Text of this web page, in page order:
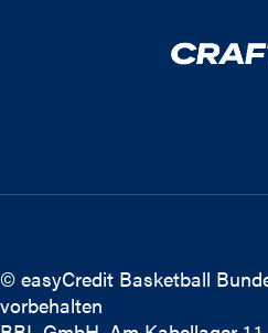
© easyCredit Basketball
vorbehalten